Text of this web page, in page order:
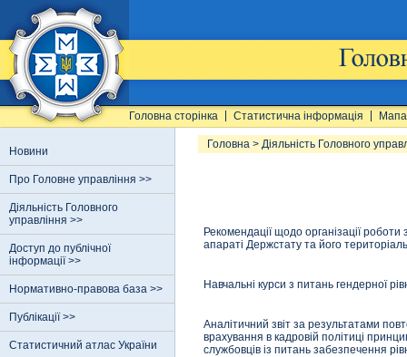
Головна сторінка Статистична інформація
Новини
Про Головне управління >>
Діяльність Головного
управління >>
Доступ до публічної
інформації >>
Нормативно-правова база >>
Публікації >>
Статистичний атлас України
Головна > Діяльність Головного
Рекомендації щодо організації
апараті Держстату та його
Навчальні курси з питань гендерної
Аналітичний звіт за результатами
врахування в кадровій політиці
службовців із питань забезпечення